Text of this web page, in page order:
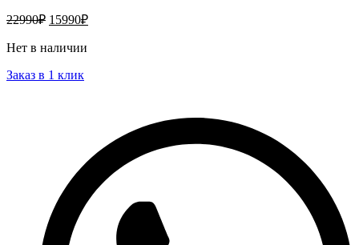
22990₽ 15990₽
Нет в наличии
Заказ в 1 клик